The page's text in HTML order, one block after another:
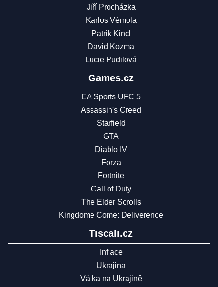
Jiří Procházka
Karlos Vémola
Patrik Kincl
David Kozma
Lucie Pudilová
Games.cz
EA Sports UFC 5
Assassin's Creed
Starfield
GTA
Diablo IV
Forza
Fortnite
Call of Duty
The Elder Scrolls
Kingdome Come: Deliverence
Tiscali.cz
Inflace
Ukrajina
Válka na Ukrajině